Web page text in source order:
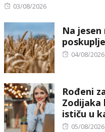
Posted
03/08/2026
Na jesen
Posted
04/08/2026
Rođeni
Zodijaka
ističu u
Posted
05/08/2026